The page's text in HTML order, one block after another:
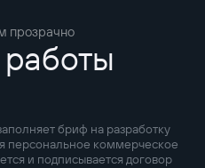
прозрачно
бриф на разработку
персональное коммерческое
и подписывается договор